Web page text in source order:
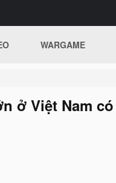
WARGAME
ở Việt Nam